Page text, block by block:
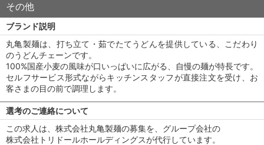
その他
ブランド説明
丸亀製麺は、打ち立て・茹でたてうどんを提供している、こだわり
のうどんチェーンです。
100%国産小麦の風味が口いっぱいに広がる、自慢の麺が特長です。
セルフサービス形式ながらキッチンスタッフが直接注文を受け、お
客さまの目の前で調理します。
選考のご連絡について
この求人は、株式会社丸亀製麺の募集を、グループ会社の
株式会社トリドールホールディングスが代行しています。